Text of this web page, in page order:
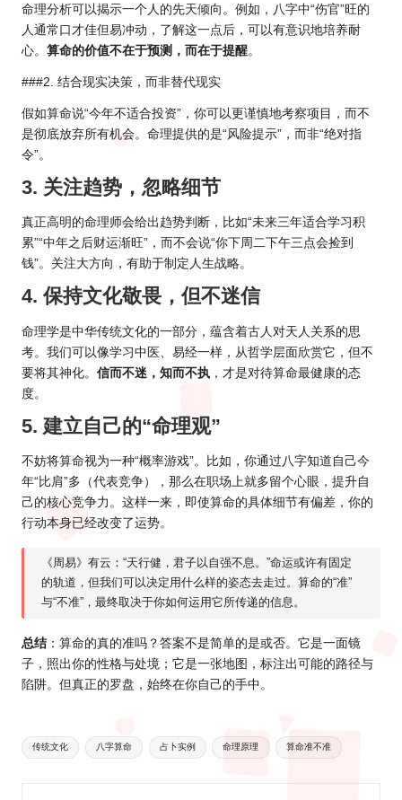
命理分析可以揭示一个人的先天倾向。例如，八字中“伤官”旺的
人通常口才佳但易冲动，了解这一点后，可以有意识地培养耐
心。 算命的价值不在于预测，而在于提醒。
###2. 结合现实决策，而非替代现实
假如算命说“今年不适合投资”，你可以更谨慎地考察项目，而不
是彻底放弃所有机会。命理提供的是“风险提示”，而非“绝对指
令”。
3. 关注趋势，忽略细节
真正高明的命理师会给出趋势判断，比如“未来三年适合学习积
累”“中年之后财运渐旺”，而不会说“你下周二下午三点会捡到
钱”。关注大方向，有助于制定人生战略。
4. 保持文化敬畏，但不迷信
命理学是中华传统文化的一部分，蕴含着古人对天人关系的思
考。我们可以像学习中医、易经一样，从哲学层面欣赏它，但不
要将其神化。 信而不迷，知而不执 ，才是对待算命最健康的态
度。
5. 建立自己的“命理观”
不妨将算命视为一种“概率游戏”。比如，你通过八字知道自己今
年“比肩”多（代表竞争），那么在职场上就多留个心眼，提升自
己的核心竞争力。这样一来，即使算命的具体细节有偏差，你的
行动本身已经改变了运势。
《周易》有云：“天行健，君子以自强不息。”命运或许有固定
的轨道，但我们可以决定用什么样的姿态去走过。算命的“准”
与“不准”，最终取决于你如何运用它所传递的信息。
总结 ：算命的真的准吗？答案不是简单的是或否。它是一面镜
子，照出你的性格与处境；它是一张地图，标注出可能的路径与
陷阱。但真正的罗盘，始终在你自己的手中。
Tags:
传统文化 八字算命 占卜实例 命理原理 算命准不准